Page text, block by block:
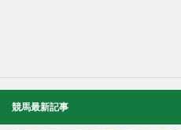
競馬最新記事